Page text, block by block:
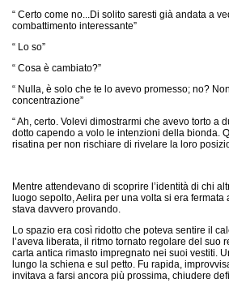
“ Certo come no...Di solito saresti già andata a
combattimento interessante”
“ Lo so”
“ Cosa è cambiato?”
“ Nulla, è solo che te lo avevo promesso; no?
concentrazione”
“ Ah, certo. Volevi dimostrarmi che avevo torto a
dotto capendo a volo le intenzioni della bionda.
risatina per non rischiare di rivelare la loro
Mentre attendevano di scoprire l’identità di chi
luogo sepolto, Aelira per una volta si era fermata
stava davvero provando.
Lo spazio era così ridotto che poteva sentire il
l’aveva liberata, il ritmo tornato regolare del suo
carta antica rimasto impregnato nei suoi vestiti.
lungo la schiena e sul petto. Fu rapida,
invitava a farsi ancora più prossima, chiudere